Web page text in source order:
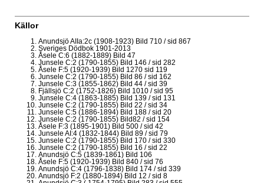
Källor
Anundsjö AIIa:2c (1908-1923) Bild 710 / sid 867
Sveriges Dödbok 1901-2013
Åsele C:6 (1882-1889) Bild 47
Junsele C:2 (1790-1855) Bild 146 / sid 282
Åsele F:5 (1920-1939) Bild 1270 sid 119
Junsele C:2 (1790-1855) Bild 86 / sid 162
Junsele C:3 (1855-1862) Bild 44 / sid 39
Fjällsjö C:2 (1752-1826) Bild 1010 / sid 95
Junsele C:4 (1863-1885) Bild 139 / sid 131
Junsele C:2 (1790-1855) Bild 22 / sid 34
Junsele C:5 (1886-1894) Bild 188 / sid 20
Junsele C:2 (1790-1855) Bild82 / sid 154
Åsele F:3 (1895-1901) Bild 500 / sid 42
Junsele AI:4 (1832-1844) Bild 89 / sid 79
Junsele C:2 (1790-1855) Bild 170 / sid 330
Junsele C:2 (1790-1855) Bild 16 / sid 22
Anundsjö C:5 (1839-1861) Bild 106
Åsele F:5 (1920-1939) Bild 840 / sid 76
Anundsjö C:4 (1796-1838) Bild 174 / sid 339
Anundsjö F:2 (1880-1894) Bild 12 / sid 8